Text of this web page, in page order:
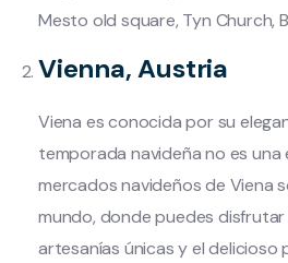
Mesto old square, Tyn Church,
Vienna, Austria
Viena es conocida por su
temporada navideña no es una
mercados navideños de Viena
mundo, donde puedes disfrutar
artesanías únicas y el delicioso